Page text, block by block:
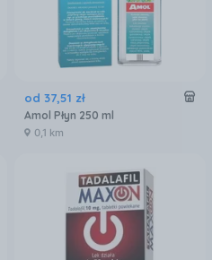
od 37,51 zł
Amol Płyn 250 ml
0,1 km